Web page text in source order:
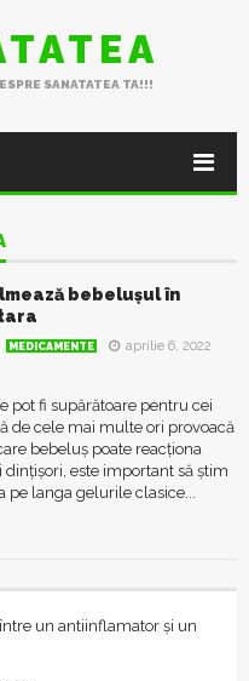
SANATATEA TA!!!
bebelușul în
MEDICAMENTE
aprilie 6, 2022
pot fi supărătoare pentru cei
de cele mai multe ori provoacă
bebeluș poate reacționa
este important să știm
langa gelurile clasice...
un antiinflamator și un